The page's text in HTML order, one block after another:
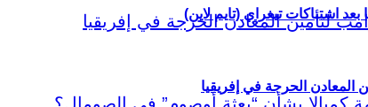
بعد اشتباكات تيغراي (تايم لاين)
المعادن الحرجة في إفريقيا